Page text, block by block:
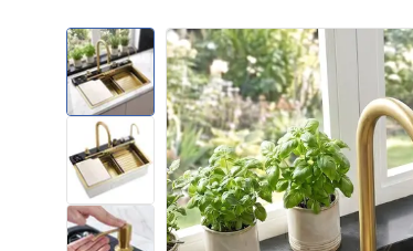
outras
Portas de duche
Bases de duche de casa de banho
Sumidouros de duche